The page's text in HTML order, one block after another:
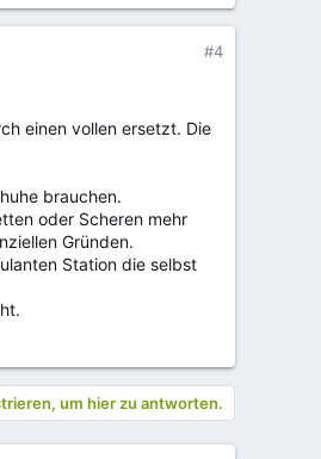
#4
einen vollen ersetzt. Die
brauchen.
oder Scheren mehr
Gründen.
Station die selbst
um hier zu antworten.